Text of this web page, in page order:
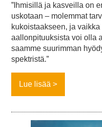
”Ihmisillä ja kasveilla on
uskotaan – molemmat
kukoistaakseen, ja
aallonpituuksista voi olla
saamme suurimman
spektristä.”
Lue lisää